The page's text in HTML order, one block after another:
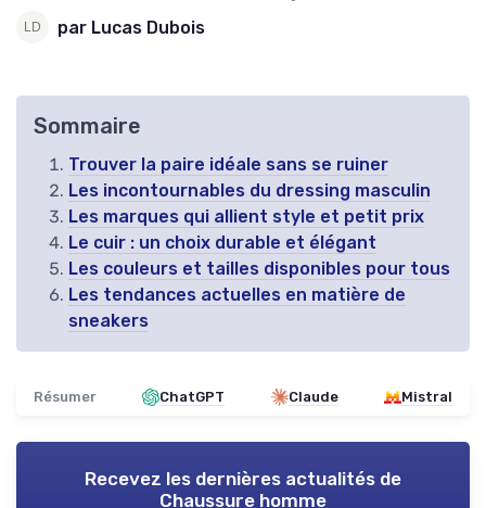
par Lucas Dubois
Sommaire
Trouver la paire idéale sans se ruiner
Les incontournables du dressing masculin
Les marques qui allient style et petit prix
Le cuir : un choix durable et élégant
Les couleurs et tailles disponibles pour tous
Les tendances actuelles en matière de
sneakers
Résumer ChatGPT Claude Mistral
Recevez les dernières actualités de
Chaussure homme